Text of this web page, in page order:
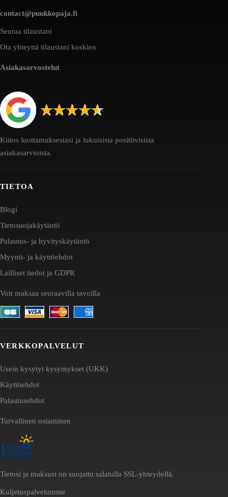
contact@puukkopaja.fi
Seuraa tilaustani
Ota yhteyttä tilaustani koskien
Asiakasarvostelut
Kiitos luottamuksestasi ja lukuisista positiivisista
asiakasarvioista.
TIETOA
Blogi
Tietosuojakäytäntö
Palautus- ja hyvityskäytäntö
Myynti- ja käyttöehdot
Lailliset tiedot ja GDPR
Voit maksaa seuraavilla tavoilla
VERKKOPALVELUT
Usein kysytyt kysymykset (UKK)
Käyttöehdot
Palautusehdot
Turvallinen ostaminen
Tietosi ja maksusi on suojattu salatulla SSL-yhteydellä.
Kuljetuspalvelumme